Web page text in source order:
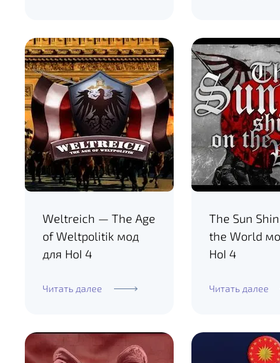
Weltreich — The Age
of Weltpolitik мод
для HoI 4
Читать далее
The Sun
the World
HoI 4
Читать далее